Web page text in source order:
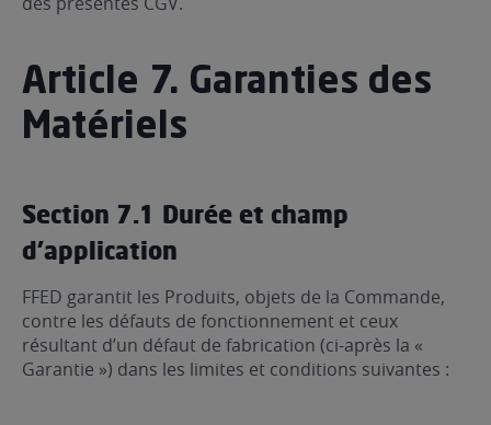
Article 7. Garanties des
Matériels
Section 7.1 Durée et champ
d’application
FFED garantit les Produits, objets de la Commande,
contre les défauts de fonctionnement et ceux
résultant d’un défaut de fabrication (ci-après la «
Garantie ») dans les limites et conditions suivantes :